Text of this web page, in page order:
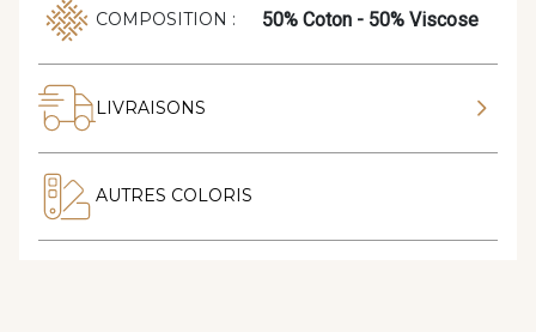
COMPOSITION : 50% Coton - 50% Viscose
LIVRAISONS
AUTRES COLORIS